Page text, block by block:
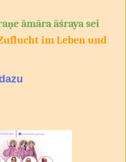
āmāra āśraya sei
im Leben und